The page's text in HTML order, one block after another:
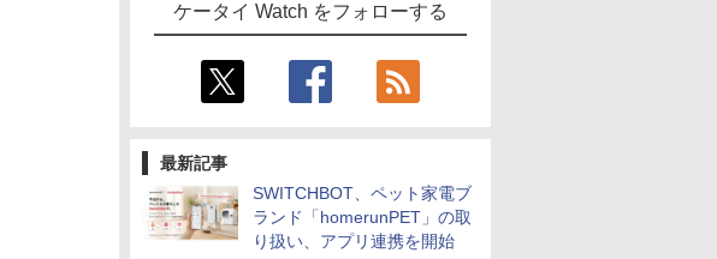
ケータイ Watch をフォローする
最新記事
SWITCHBOT、ペット家電ブ
ランド「homerunPET」の取
り扱い、アプリ連携を開始